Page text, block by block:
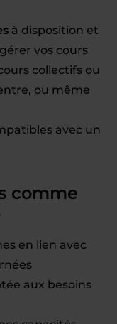
à disposition et
vos cours
collectifs ou
ou même
avec un
comme
en lien avec
aux besoins